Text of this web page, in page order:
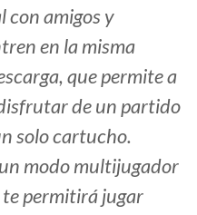
con amigos y
en la misma
que permite a
de un partido
solo cartucho.
modo multijugador
te permitirá jugar